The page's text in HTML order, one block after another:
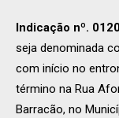
Indicação nº.
seja denominada
com início no
término na Rua
Barracão, no